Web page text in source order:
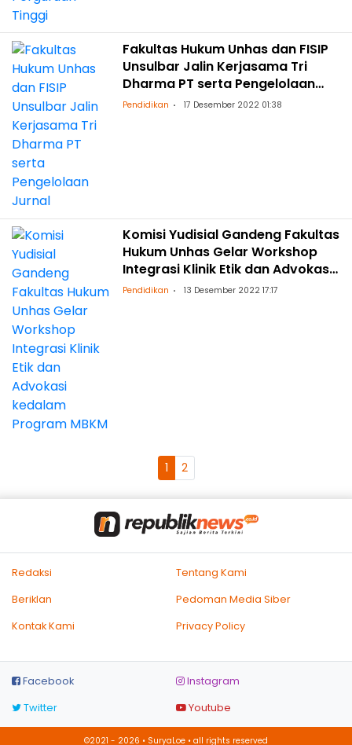
Fakultas Hukum Unhas dan FISIP
Unsulbar Jalin Kerjasama Tri
Dharma PT serta Pengelolaan
Jurnal
Pendidikan 17 Desember 2022 01:38
Komisi Yudisial Gandeng Fakultas
Hukum Unhas Gelar Workshop
Integrasi Klinik Etik dan Advokasi
kedalam Program MBKM
Pendidikan 13 Desember 2022 17:17
1 2
Redaksi
Tentang Kami
Beriklan
Pedoman Media Siber
Kontak Kami
Privacy Policy
Facebook
Instagram
Twitter
Youtube
©2021 - 2026 • SuryaLoe • all rights reserved